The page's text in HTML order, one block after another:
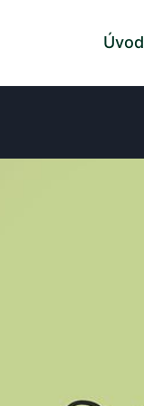
Úvod